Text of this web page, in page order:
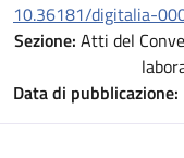
10.36181/digitalia-
Sezione: Atti del
Data di pubblicazione: